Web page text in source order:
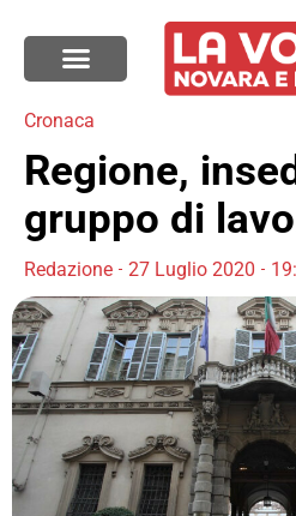
Cronaca
Regione,
gruppo di
Redazione 27 Luglio 2020